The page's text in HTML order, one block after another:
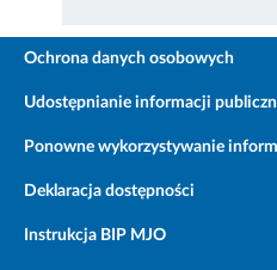
Ochrona danych osobowych
Udostępnianie informacji
Ponowne wykorzystywanie
Deklaracja dostępności
Instrukcja BIP MJO